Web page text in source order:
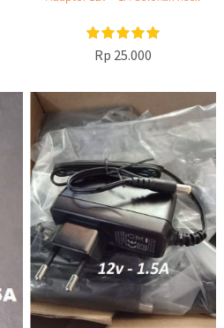
Rp 25.000